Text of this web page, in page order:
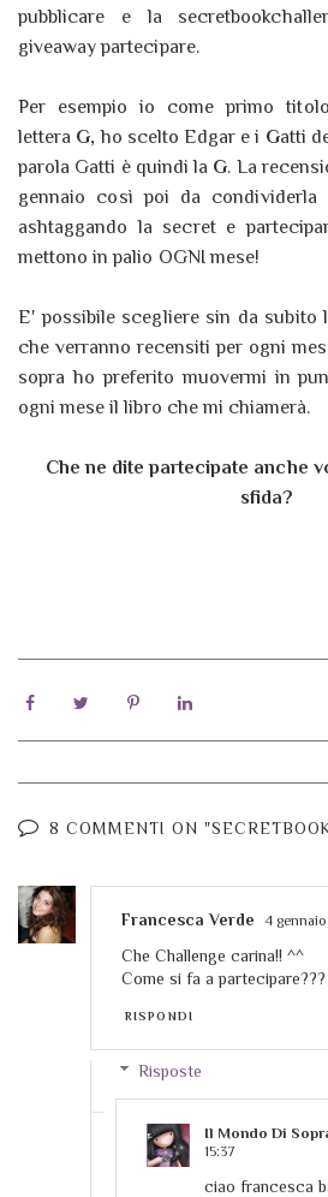
pubblicare e la
giveaway partecipare.
Per esempio io come primo
lettera G,ho scelto Edgar e i Gatti
parola Gatti è quindi la G. La
gennaio così poi da condividerla
ashtaggando la secret e
mettono in palio OGNI mese!
E' possibile scegliere sin da subito
che verranno recensiti per ogni
sopra ho preferito muovermi in
ogni mese il libro che mi chiamerà.
Che ne dite partecipate anche
sfida?
8 COMMENTI ON
Francesca Verde 4
Che Challenge carina!! ^^
Come si fa a
RISPONDI
Risposte
Il Mondo Di
15:37
ciao francesca